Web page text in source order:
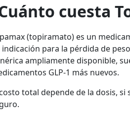
cuesta
(topiramato) es un
indicación para la pérdida de
ampliamente disponible,
GLP-1 más nuevos.
total depende de la dosis,